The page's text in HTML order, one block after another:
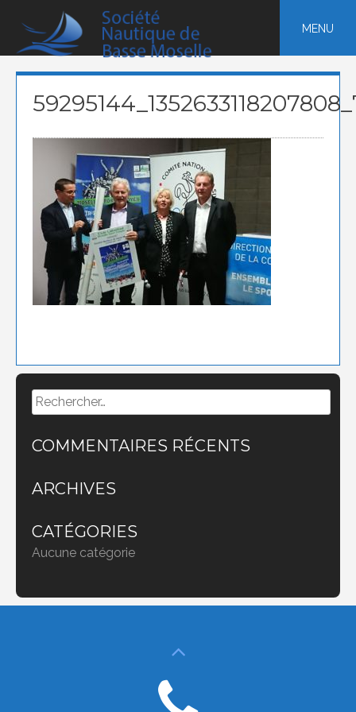
content
MENU
Rechercher :
COMMENTAIRES RÉCENTS
ARCHIVES
CATÉGORIES
Aucune catégorie